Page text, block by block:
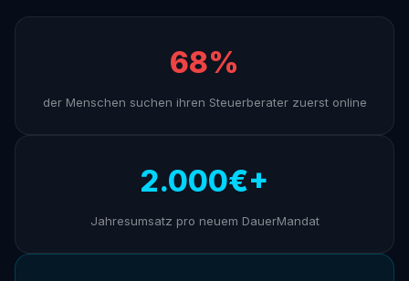
68%
der Menschen suchen ihren Steuerberater zuerst online
2.000€+
Jahresumsatz pro neuem DauerMandat